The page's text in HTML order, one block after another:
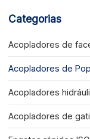
Categorias
Acopladores de
Acopladores de
Acopladores
Acopladores de